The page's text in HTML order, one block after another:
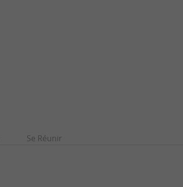
Se Réunir